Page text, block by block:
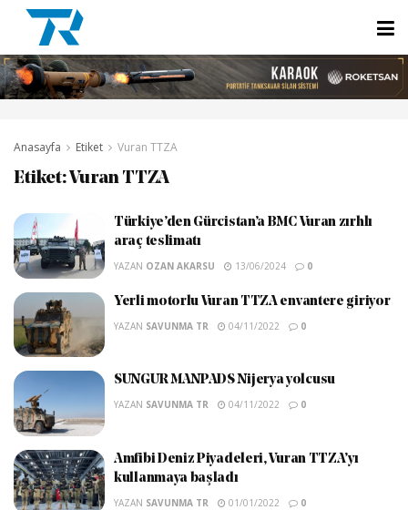
Anasayfa Etiket Vuran TTZA
Etiket: Vuran TTZA
Türkiye’den Gürcistan’a BMC Vuran zırhlı
araç teslimatı
YAZAN OZAN AKARSU 13/06/2024 0
Yerli motorlu Vuran TTZA envantere giriyor
YAZAN SAVUNMA TR 04/11/2022 0
SUNGUR MANPADS Nijerya yolcusu
YAZAN SAVUNMA TR 04/11/2022 0
Amfibi Deniz Piyadeleri, Vuran TTZA’yı
kullanmaya başladı
YAZAN SAVUNMA TR 01/01/2022 0